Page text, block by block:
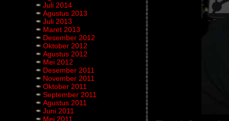
Juli 2014
Agustus 2013
Juli 2013
Maret 2013
Desember 2012
Oktober 2012
Agustus 2012
Mei 2012
Desember 2011
November 2011
Oktober 2011
September 2011
Agustus 2011
Juni 2011
Mei 2011